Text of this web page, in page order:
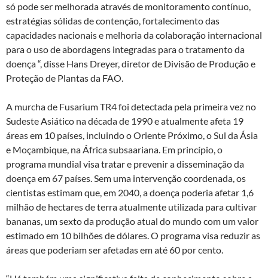
só pode ser melhorada através de monitoramento contínuo,
estratégias sólidas de contenção, fortalecimento das
capacidades nacionais e melhoria da colaboração internacional
para o uso de abordagens integradas para o tratamento da
doença “, disse Hans Dreyer, diretor de Divisão de Produção e
Proteção de Plantas da FAO.
A murcha de Fusarium TR4 foi detectada pela primeira vez no
Sudeste Asiático na década de 1990 e atualmente afeta 19
áreas em 10 países, incluindo o Oriente Próximo, o Sul da Ásia
e Moçambique, na África subsaariana. Em princípio, o
programa mundial visa tratar e prevenir a disseminação da
doença em 67 países. Sem uma intervenção coordenada, os
cientistas estimam que, em 2040, a doença poderia afetar 1,6
milhão de hectares de terra atualmente utilizada para cultivar
bananas, um sexto da produção atual do mundo com um valor
estimado em 10 bilhões de dólares. O programa visa reduzir as
áreas que poderiam ser afetadas em até 60 por cento.